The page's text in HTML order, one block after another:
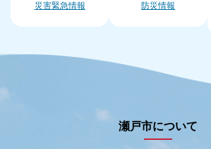
災害緊急情報 防災情報
瀬戸市について